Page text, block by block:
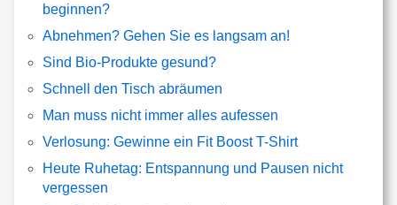
beginnen?
Abnehmen? Gehen Sie es langsam an!
Sind Bio-Produkte gesund?
Schnell den Tisch abräumen
Man muss nicht immer alles aufessen
Verlosung: Gewinne ein Fit Boost T-Shirt
Heute Ruhetag: Entspannung und Pausen nicht
vergessen